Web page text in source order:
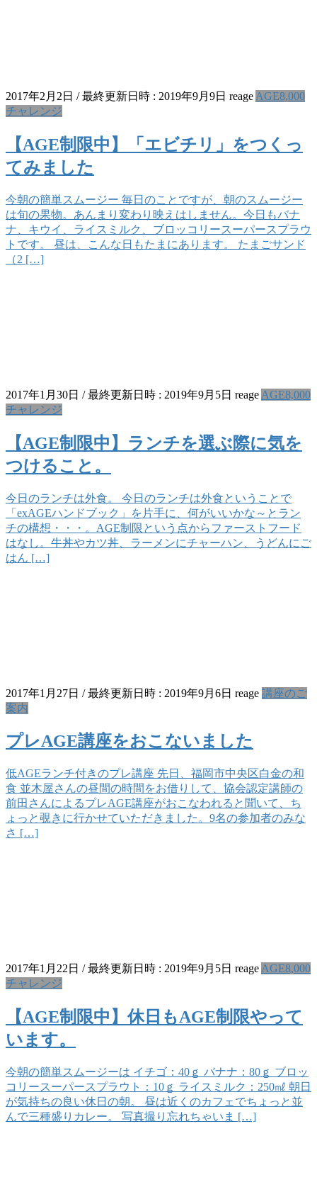
2017年2月2日 / 最終更新日時 : 2019年9月9日 reage AGE8,000
チャレンジ
【AGE制限中】「エビチリ」をつくっ
てみました
今朝の簡単スムージー 毎日のことですが、朝のスムージー
は旬の果物。あんまり変わり映えはしません。今日もバナ
ナ、キウイ、ライスミルク、ブロッコリースーパースプラウ
トです。 昼は、こんな日もたまにあります。 たまごサンド
（2 […]
2017年1月30日 / 最終更新日時 : 2019年9月5日 reage AGE8,000
チャレンジ
【AGE制限中】ランチを選ぶ際に気を
つけること。
今日のランチは外食。 今日のランチは外食ということで
「exAGEハンドブック」を片手に、何がいいかな～とラン
チの構想・・・。AGE制限という点からファーストフード
はなし。牛丼やカツ丼、ラーメンにチャーハン、うどんにご
はん […]
2017年1月27日 / 最終更新日時 : 2019年9月6日 reage 講座のご
案内
プレAGE講座をおこないました
低AGEランチ付きのプレ講座 先日、福岡市中央区白金の和
食 並木屋さんの昼間の時間をお借りして、協会認定講師の
前田さんによるプレAGE講座がおこなわれると聞いて、ち
ょっと覗きに行かせていただきました。9名の参加者のみな
さ […]
2017年1月22日 / 最終更新日時 : 2019年9月5日 reage AGE8,000
チャレンジ
【AGE制限中】休日もAGE制限やって
います。
今朝の簡単スムージーは イチゴ：40ｇ バナナ：80ｇ ブロッ
コリースーパースプラウト：10ｇ ライスミルク：250㎖ 朝日
が気持ちの良い休日の朝。 昼は近くのカフェでちょっと並
んで三種盛りカレー。 写真撮り忘れちゃいま […]